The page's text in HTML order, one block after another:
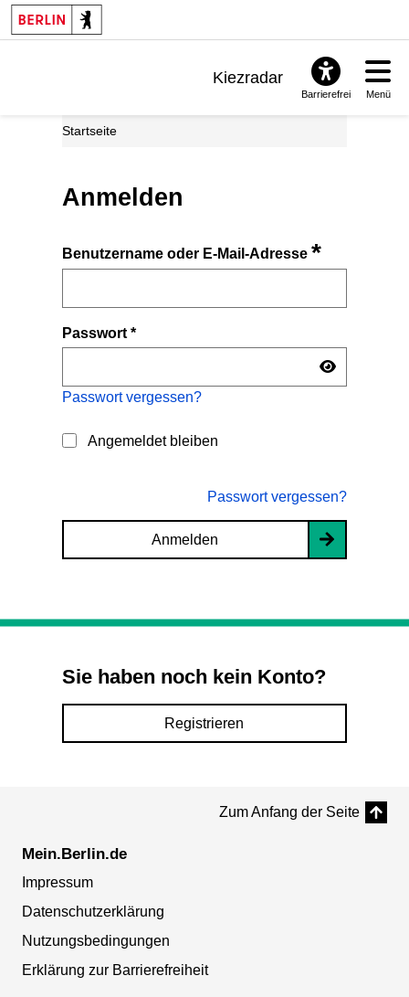
Kiezradar
Barrierefrei Menü
Startseite
Anmelden
Benutzername oder E-Mail-Adresse*
Passwort*
Passwort vergessen?
Angemeldet bleiben
Passwort vergessen?
Anmelden
Sie haben noch kein Konto?
Registrieren
Zum Anfang der Seite
Mein.Berlin.de
Impressum
Datenschutzerklärung
Nutzungsbedingungen
Erklärung zur Barrierefreiheit